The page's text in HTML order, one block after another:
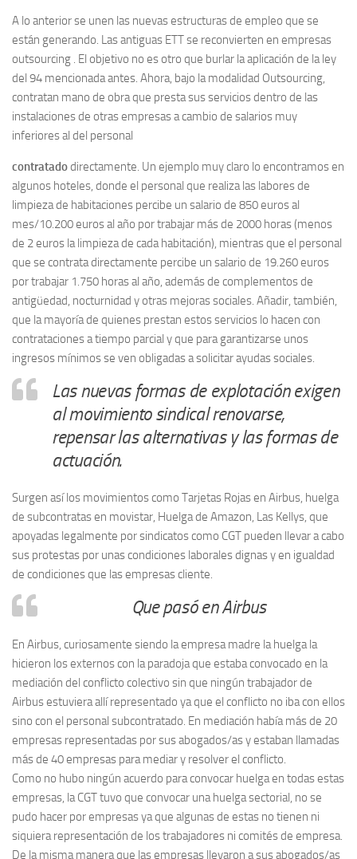
A lo anterior se unen las nuevas estructuras de empleo que se
están generando. Las antiguas ETT se reconvierten en empresas
outsourcing . El objetivo no es otro que burlar la aplicación de la ley
del 94 mencionada antes. Ahora, bajo la modalidad Outsourcing,
contratan mano de obra que presta sus servicios dentro de las
instalaciones de otras empresas a cambio de salarios muy
inferiores al del personal
contratadodirectamente. Un ejemplo muy claro lo encontramos en
algunos hoteles, donde el personal que realiza las labores de
limpieza de habitaciones percibe un salario de 850 euros al
mes/10.200 euros al año por trabajar más de 2000 horas (menos
de 2 euros la limpieza de cada habitación), mientras que el personal
que se contrata directamente percibe un salario de 19.260 euros
por trabajar 1.750 horas al año, además de complementos de
antigüedad, nocturnidad y otras mejoras sociales. Añadir, también,
que la mayoría de quienes prestan estos servicios lo hacen con
contrataciones a tiempo parcial y que para garantizarse unos
ingresos mínimos se ven obligadas a solicitar ayudas sociales.
Las nuevas formas de explotación exigen
al movimiento sindical renovarse,
repensar las alternativas y las formas de
actuación.
Surgen así los movimientos como Tarjetas Rojas en Airbus, huelga
de subcontratas en movistar, Huelga de Amazon, Las Kellys, que
apoyadas legalmente por sindicatos como CGT pueden llevar a cabo
sus protestas por unas condiciones laborales dignas y en igualdad
de condiciones que las empresas cliente.
Que pasó en Airbus
En Airbus, curiosamente siendo la empresa madre la huelga la
hicieron los externos con la paradoja que estaba convocado en la
mediación del conflicto colectivo sin que ningún trabajador de
Airbus estuviera allí representado ya que el conflicto no iba con ellos
sino con el personal subcontratado. En mediación había más de 20
empresas representadas por sus abogados/as y estaban llamadas
más de 40 empresas para mediar y resolver el conflicto.
Como no hubo ningún acuerdo para convocar huelga en todas estas
empresas, la CGT tuvo que convocar una huelga sectorial, no se
pudo hacer por empresas ya que algunas de estas no tienen ni
siquiera representación de los trabajadores ni comités de empresa.
De la misma manera que las empresas llevaron a sus abogados/as